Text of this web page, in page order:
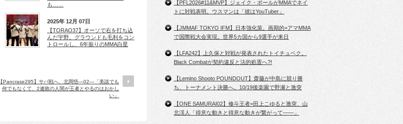
も……
2025年 12月 07日
【TORAO37】オーソで右を打ち込
んだ宇野。グラウンドも毛利をコン
トロールし、6年振りのMMA白星
【Pancrase295】サパ戦へ、北岡悟―02―「美談でも
何でもなくて、2連敗の人間が王者とやるのはおかし
い」
【PFL2026#11&MVP】ジェイク・ポールがMMAでネイ
トに対戦表明。ウスマンは「彼はYouTuber」
【JMMAF TOKYO IFM】日本強化策。画期的=アマMMA
で国際戦大会実現。世界5カ国から9選手が来日
【LFA242】上久保と対戦が発表されたトイチュベク。
Black Combatが契約違反と法的処置へ?!
【Lemino Shooto POUNDOUT】齋藤が中島に競り勝
ち、トーナメント決勝へ。10/19後楽園で野瀬と激突
【ONE SAMURAI02】修斗王者=田上こゆると激突、山
北渓人「得意な動きと得意な動きが繋がって――」